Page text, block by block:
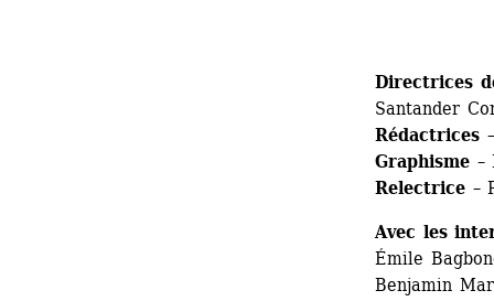
Directrices
Santander
Rédactrices
Graphisme –
Relectrice –
Avec les
Émile
Benjamin